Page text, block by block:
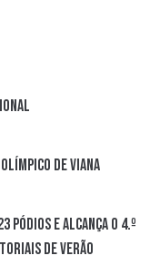
de Viana
pódios e alcança o 4.º
de Verão